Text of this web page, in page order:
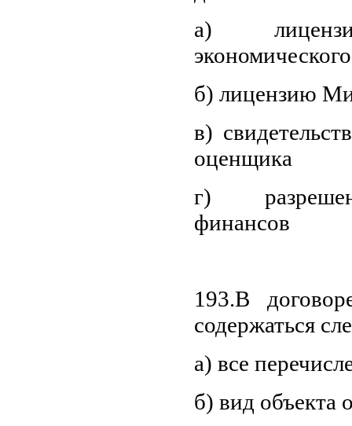
а)
б) лицензию
в)
оценщика
г)
финансов
193.В
содержаться
а) все
б) вид объекта